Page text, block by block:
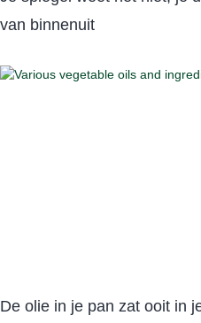
van binnenuit
De olie in je pan zat ooit in